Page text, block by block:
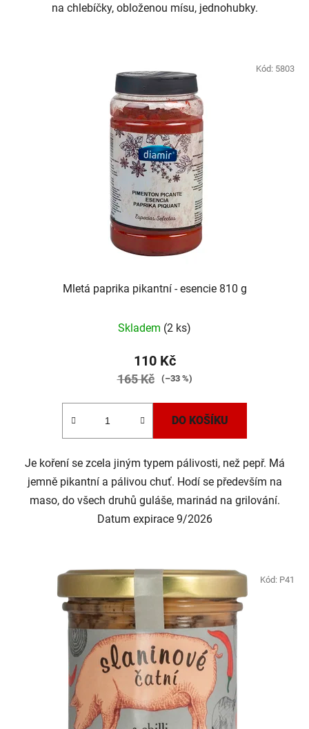
na chlebíčky, obloženou mísu, jednohubky.
Mletá paprika pikantní - esencie 810 g
Skladem (2 ks)
110 Kč
165 Kč (–33 %)
DO KOŠÍKU
Je koření se zcela jiným typem pálivosti, než pepř. Má
jemně pikantní a pálivou chuť. Hodí se především na
maso, do všech druhů guláše, marinád na grilování.
Datum expirace 9/2026
Kód: 5803
Kód: P41